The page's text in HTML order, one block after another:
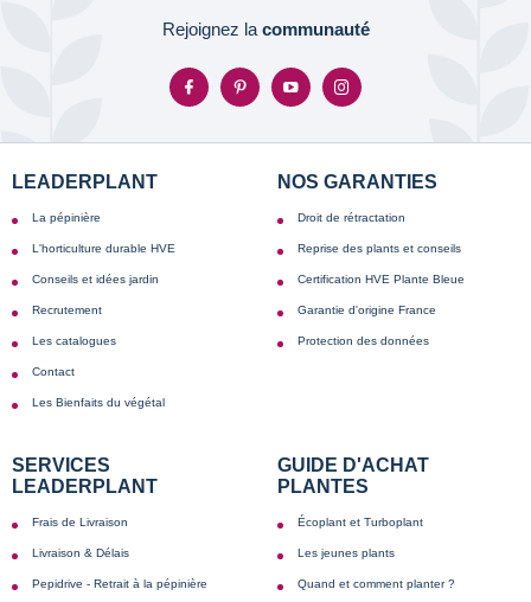
Rejoignez la communauté
LEADERPLANT
La pépinière
L'horticulture durable HVE
Conseils et idées jardin
Recrutement
Les catalogues
Contact
Les Bienfaits du végétal
NOS GARANTIES
Droit de rétractation
Reprise des plants et conseils
Certification HVE Plante Bleue
Garantie d'origine France
Protection des données
SERVICES
LEADERPLANT
Frais de Livraison
Livraison & Délais
Pepidrive - Retrait à la pépinière
GUIDE D'ACHAT
PLANTES
Écoplant et Turboplant
Les jeunes plants
Quand et comment planter ?